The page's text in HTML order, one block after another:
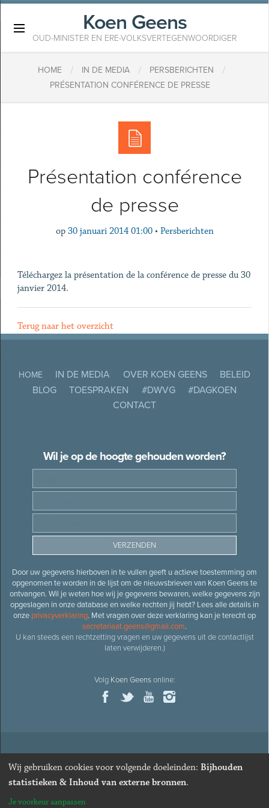
Koen Geens
OUD-MINISTER EN ERE-VOLKSVERTEGENWOORDIGER
HOME / IN DE MEDIA / PERSBERICHTEN /
PRÉSENTATION CONFÉRENCE DE PRESSE
Présentation conférence
de presse
op 30 januari 2014 01:00 • Persberichten
Téléchargez la présentation de la conférence de presse du 30
janvier 2014.
Terug naar het overzicht
HOME IN DE MEDIA OVER KOEN GEENS
BELEID
BLOG
TOESPRAKEN #DWVG
#DAGKOEN
CONTACT
Wil je op de hoogte gehouden worden?
Door uw gegevens hierboven in te vullen geeft u actieve toestemming om
opgenomen te worden in de lijst om de nieuwsbrieven van Koen Geens te
ontvangen. Wil je weten hoe wij je gegevens bewaren, welke gegevens zijn
opgeslagen in onze database en welke rechten jij hebt? Lees alle details in
onze privacyverklaring. Met vragen over deze verklaring kan je terecht op
secretariaat.geens@gmail.com.
U kan steeds een rechtzetting vragen en uw gegevens uit de contactlijst
laten verwijderen.)
Volg Koen Geensonline:
© 2026Oud-minister en ere-volksvertegenwoordiger Koen
· Alle rechten voorbehouden · Cookies wijzigen
Webdesign&website ontwikkelingdoor Zenjoy in Leuven
Wij gebruiken cookies voor volgende doeleinden: Bijhouden
statistieken & Inhoud van externe bronnen.
Je voorkeur aanpassen